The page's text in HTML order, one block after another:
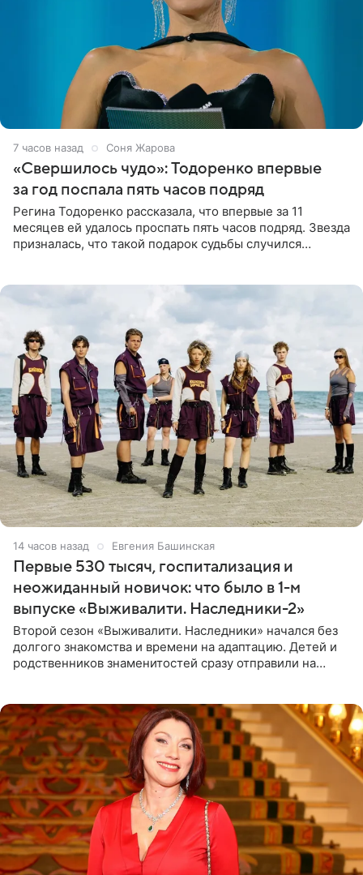
7 часов назад Соня Жарова
«Свершилось чудо»: Тодоренко впервые
за год поспала пять часов подряд
Регина Тодоренко рассказала, что впервые за 11
месяцев ей удалось проспать пять часов подряд. Звезда
призналась, что такой подарок судьбы случился
14 часов назад Евгения Башинская
Первые 530 тысяч, госпитализация и
неожиданный новичок: что было в 1-м
выпуске «Выживалити. Наследники-2»
Второй сезон «Выживалити. Наследники» начался без
долгого знакомства и времени на адаптацию. Детей и
родственников знаменитостей сразу отправили на